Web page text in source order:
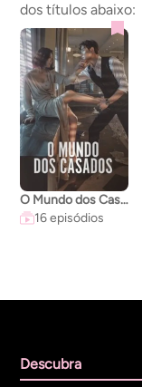
dos títulos abaixo:
O Mundo dos Casados
16 episódios
Descubra